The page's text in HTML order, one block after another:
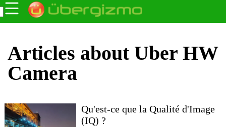
Articles about Uber HW
Camera
Qu'est-ce que la Qualité d'Image
(IQ) ?